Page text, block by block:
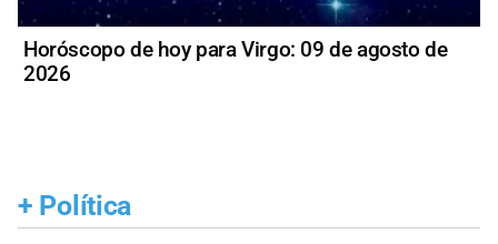
Horóscopo de hoy para Virgo: 09 de agosto de
2026
+ Política